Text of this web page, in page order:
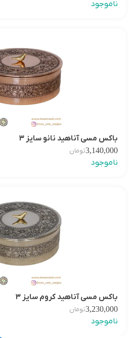
ناموجود
باکس مسی آناهید نانو سایز ۳
3,140,000تومان
ناموجود
باکس مسی آناهید کروم سایز ۳
3,230,000تومان
ناموجود